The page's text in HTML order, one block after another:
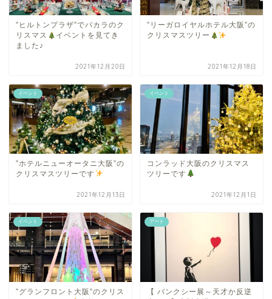
”ヒルトンプラザ”でバカラのク
リスマス
イベントを見てき
ました♪
2021年12月20日
”リーガロイヤルホテル大阪”の
クリスマスツリー
2021年12月18日
イベント
”ホテルニューオータニ大阪”の
クリスマスツリーです
2021年12月13日
イベント
コンラッド大阪のクリスマス
ツリーです
2021年12月1日
イベント
”グランフロント大阪”のクリス
アート
【 バンクシー展～天才か反逆